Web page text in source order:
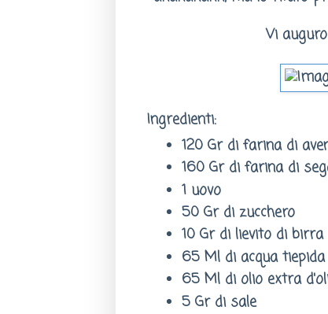
Vi
Ingredienti:
120 Gr di farina di
160 Gr di farina di
1 uovo
50 Gr di zucchero
10 Gr di lievito di birra
65 Ml di acqua tiepida
65 Ml di olio extra
5 Gr di sale